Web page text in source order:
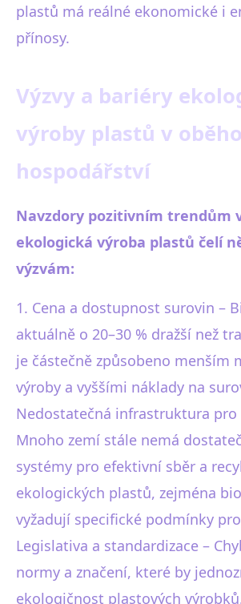
plastů má reálné ekonomické i
přínosy.
Výzvy a bariéry
výroby plastů v
hospodářství
Navzdory pozitivním trendům
ekologická výroba plastů čelí
výzvám:
1. Cena a dostupnost surovin –
aktuálně o 20–30 % dražší než
je částečně způsobeno menším
výroby a vyššími náklady na
Nedostatečná infrastruktura pro
Mnoho zemí stále nemá
systémy pro efektivní sběr a
ekologických plastů, zejména
vyžadují specifické podmínky
Legislativa a standardizace –
normy a značení, které by
ekologičnost plastových